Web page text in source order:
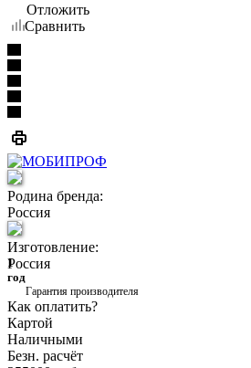
Отложить
Сравнить
Родина бренда:
Россия
Изготовление:
Россия
1
год
Гарантия производителя
Как оплатить?
Картой
Наличными
Безн. расчёт